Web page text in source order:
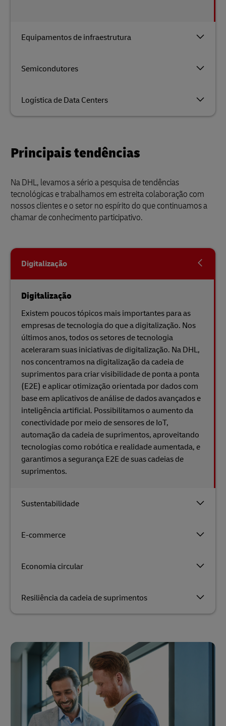
Equipamentos de infraestrutura
Semicondutores
Logística de Data Centers
Principais tendências
Na DHL, levamos a sério a pesquisa de tendências
tecnológicas e trabalhamos em estreita colaboração com
nossos clientes e o setor no espírito do que continuamos a
chamar de conhecimento participativo.
Digitalização
Sustentabilidade
E-commerce
Economia circular
Resiliência da cadeia de suprimentos
Digitalização
Existem poucos tópicos mais importantes para as
empresas de tecnologia do que a digitalização. Nos
últimos anos, todos os setores de tecnologia
aceleraram suas iniciativas de digitalização. Na DHL,
nos concentramos na digitalização da cadeia de
suprimentos para criar visibilidade de ponta a ponta
(E2E) e aplicar otimização orientada por dados com
base em aplicativos de análise de dados avançados e
inteligência artificial. Possibilitamos o aumento da
conectividade por meio de sensores de IoT,
automação da cadeia de suprimentos, aproveitando
tecnologias como robótica e realidade aumentada, e
garantimos a segurança E2E de suas cadeias de
suprimentos.